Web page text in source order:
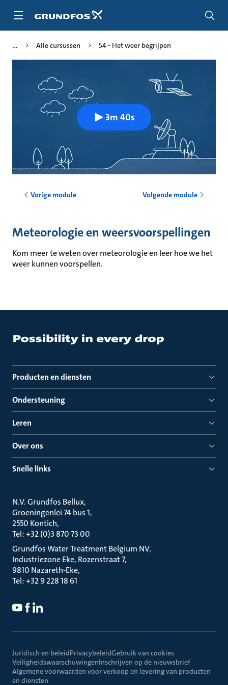
naar
Alle cursussen 54 - Het weer begrijpen
3m 40s
Vorige module Volgende module
Meteorologie en weersvoorspellingen
Kom meer te weten over meteorologie en leer hoe we het
weer kunnen voorspellen.
Producten en diensten
Ondersteuning
Leren
Over ons
Snelle links
N.V. Grundfos Bellux
Groeningenlei 74 bus 1
2550 Kontich
Tel: +32 (0)3 870 73 00
Grundfos Water Treatment Belgium NV
Industriezone Eke, Rozenstraat 7
9810 Nazareth-Eke
Tel: +32 9 228 18 61
Juridisch en beleidPrivacybeleidGebruik van cookies
VeiligheidswaarschuwingenInschrijven op de nieuwsbrief
Algemene voorwaarden voor verkoop en levering van producten
en diensten